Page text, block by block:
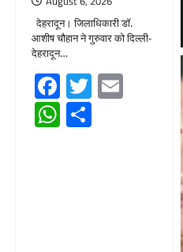
देहरादून। जिलाधिकारी डॉ.
आशीष चौहान ने गुरुवार को दिल्ली-
देहरादून…
Facebook
TwitterEmail
WhatsApp